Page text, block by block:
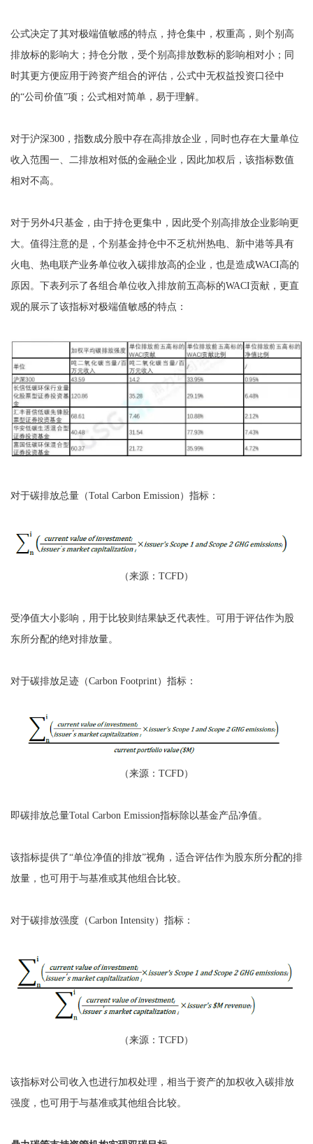
公式决定了其对极端值敏感的特点，持仓集中，权重高，则个别高
排放标的影响大；持仓分散，受个别高排放数标的影响相对小；同
时其更方便应用于跨资产组合的评估，公式中无权益投资口径中
的“公司价值”项；公式相对简单，易于理解。
对于沪深300，指数成分股中存在高排放企业，同时也存在大量单位
收入范围一、二排放相对低的金融企业，因此加权后，该指标数值
相对不高。
对于另外4只基金，由于持仓更集中，因此受个别高排放企业影响更
大。值得注意的是，个别基金持仓中不乏杭州热电、新中港等具有
火电、热电联产业务单位收入碳排放高的企业，也是造成WACI高的
原因。下表列示了各组合单位收入排放前五高标的WACI贡献，更直
观的展示了该指标对极端值敏感的特点：
对于碳排放总量（Total Carbon Emission）指标：
（来源：TCFD）
受净值大小影响，用于比较则结果缺乏代表性。可用于评估作为股
东所分配的绝对排放量。
对于碳排放足迹（Carbon Footprint）指标：
（来源：TCFD）
即碳排放总量Total Carbon Emission指标除以基金产品净值。
该指标提供了“单位净值的排放”视角，适合评估作为股东所分配的排
放量，也可用于与基准或其他组合比较。
对于碳排放强度（Carbon Intensity）指标：
（来源：TCFD）
该指标对公司收入也进行加权处理，相当于资产的加权收入碳排放
强度，也可用于与基准或其他组合比较。